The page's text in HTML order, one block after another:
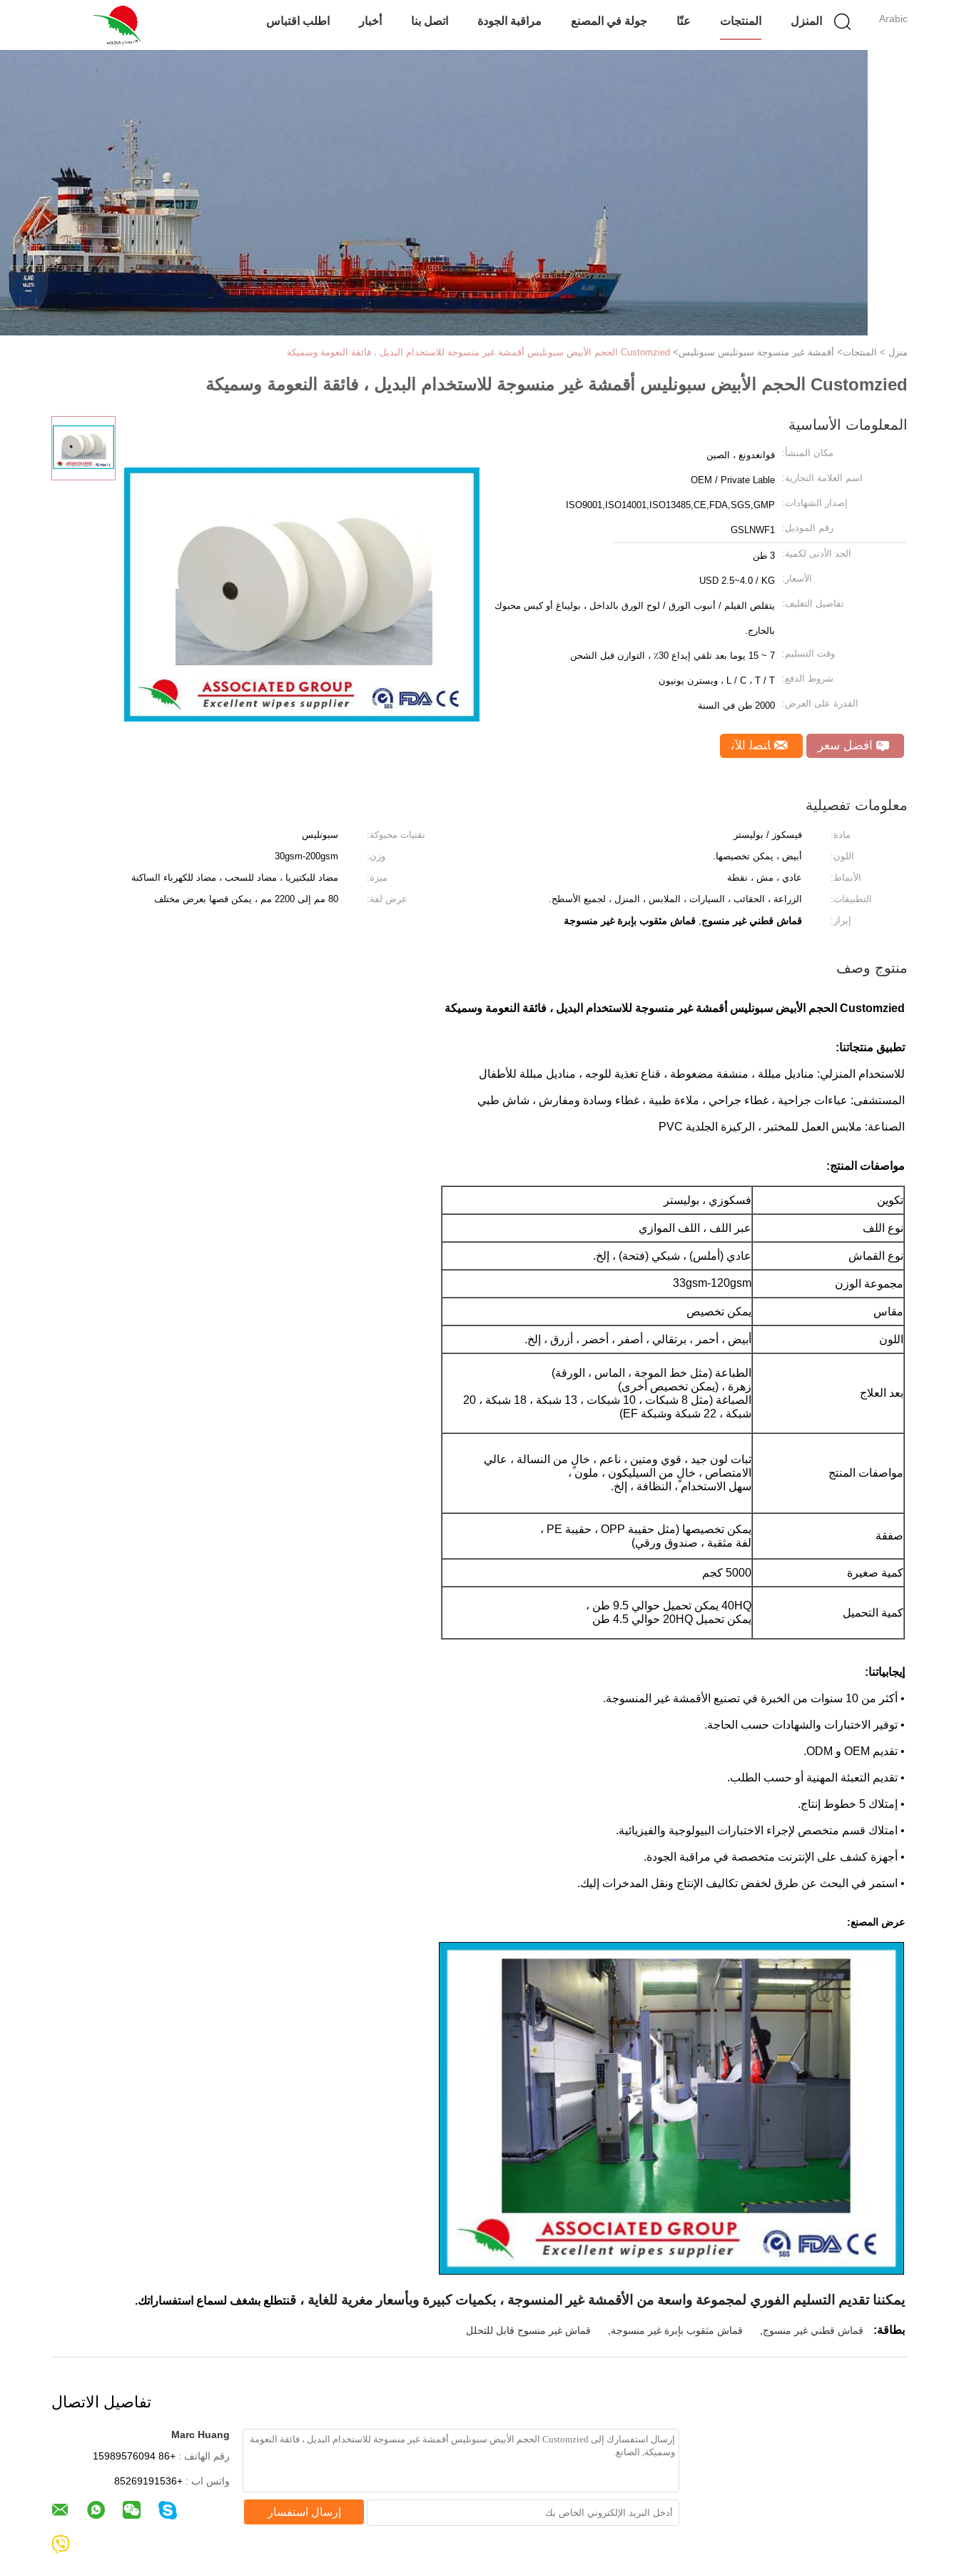
Arabic المنزل المنتجات عنّا جولة في المصنع مراقبة الجودة اتصل بنا أخبار اطلب اقتباس
منزل > المنتجات> أقمشة غير منسوجة سبونليس سبونليس> Customzied الحجم الأبيض سبونليس أقمشة غير منسوجة للاستخدام البديل ، فائقة النعومة وسميكة
Customzied الحجم الأبيض سبونليس أقمشة غير منسوجة للاستخدام البديل ، فائقة النعومة وسميكة
المعلومات الأساسية
مكان المنشأ: قوانغدونغ ، الصين
اسم العلامة التجارية: OEM / Private Lable
إصدار الشهادات: ISO9001,ISO14001,ISO13485,CE,FDA,SGS,GMP
رقم الموديل: GSLNWF1
الحد الأدنى لكمية: 3 طن
الأسعار: USD 2.5~4.0 / KG
تفاصيل التغليف: يتقلص الفيلم / أنبوب الورق / لوح الورق بالداخل ، بوليباغ أو كيس محبوك
بالخارج.
وقت التسليم: 7 ~ 15 يوما بعد تلقي إيداع 30٪ ، التوازن قبل الشحن
شروط الدفع: L / C ، T / T ، ويسترن يونيون
القدرة على العرض: 2000 طن في السنة
افضل سعر ﺎﺘﺼﻟ ﺍﻶﻧ
معلومات تفصيلية
مادة: فيسكوز / بوليستر تقنيات محبوكة:
سبونليس
اللون:
أبيض ، يمكن تخصيصها. وزن:
30gsm-200gsm
الأنماط:
عادي ، مش ، نقطة ميزة:
مضاد للبكتيريا ، مضاد للسحب ، مضاد للكهرباء الساكنة
التطبيقات:
الزراعة ، الحقائب ، السيارات ، الملابس ، المنزل ، لجميع الأسطح. عرض لفة:
80 مم إلى 2200 مم ، يمكن قصها بعرض مختلف
إبراز:
قماش قطني غير منسوج, قماش مثقوب بإبرة غير منسوجة
منتوج وصف
Customzied الحجم الأبيض سبونليس أقمشة غير منسوجة للاستخدام البديل ، فائقة النعومة وسميكة
تطبيق منتجاتنا:
للاستخدام المنزلي: مناديل مبللة ، منشفة مضغوطة ، قناع تغذية للوجه ، مناديل مبللة للأطفال
المستشفى: عباءات جراحية ، غطاء جراحي ، ملاءة طبية ، غطاء وسادة ومفارش ، شاش طبي
الصناعة: ملابس العمل للمختبر ، الركيزة الجلدية PVC
مواصفات المنتج:
تكوين فسكوزي ، بوليستر
نوع اللف عبر اللف ، اللف الموازي
نوع القماش عادي (أملس) ، شبكي (فتحة) ، إلخ.
مجموعة الوزن 33gsm-120gsm
مقاس يمكن تخصيص
اللون أبيض ، أحمر ، برتقالي ، أصفر ، أخضر ، أزرق ، إلخ.
بعد العلاج
الطباعة (مثل خط الموجة ، الماس ، الورقة)
زهرة ، (يمكن تخصيص أخرى)
الصباغة (مثل 8 شبكات ، 10 شبكات ، 13 شبكة ، 18 شبكة ، 20
شبكة ، 22 شبكة وشبكة EF)
مواصفات المنتج
ثبات لون جيد ، قوي ومتين ، ناعم ، خالٍ من النسالة ، عالي
الامتصاص ، خالٍ من السيليكون ، ملون ،
سهل الاستخدام ، النظافة ، إلخ.
صفقة
يمكن تخصيصها (مثل حقيبة OPP ، حقيبة PE ،
لفة مثقبة ، صندوق ورقي)
كمية صغيرة 5000 كجم
كمية التحميل
40HQ يمكن تحميل حوالي 9.5 طن ،
يمكن تحميل 20HQ حوالي 4.5 طن
إيجابياتنا:
• أكثر من 10 سنوات من الخبرة في تصنيع الأقمشة غير المنسوجة.
• توفير الاختبارات والشهادات حسب الحاجة.
• تقديم OEM و ODM.
• تقديم التعبئة المهنية أو حسب الطلب.
• إمتلاك 5 خطوط إنتاج.
• امتلاك قسم متخصص لإجراء الاختبارات البيولوجية والفيزيائية.
• أجهزة كشف على الإنترنت متخصصة في مراقبة الجودة.
• استمر في البحث عن طرق لخفض تكاليف الإنتاج ونقل المدخرات إليك.
عرض المصنع:
يمكننا تقديم التسليم الفوري لمجموعة واسعة من الأقمشة غير المنسوجة ، بكميات كبيرة وبأسعار مغرية للغاية ، قنتطلع بشغف لسماع استفساراتك.
بطاقة: قماش قطني غير منسوج قماش مثقوب بإبرة غير منسوجة قماش غير منسوج قابل للتحلل
تفاصيل الاتصال
Marc Huang
رقم الهاتف : +86 15989576094
واتس اب : +85269191536
إرسال استفسار